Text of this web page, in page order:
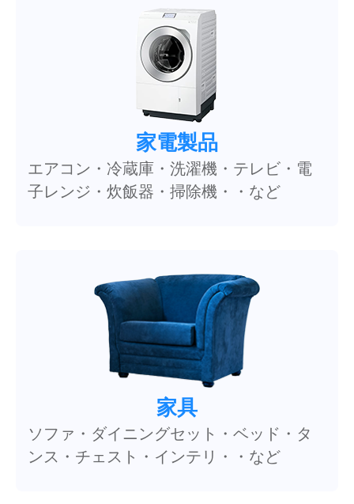
家電製品
エアコン・冷蔵庫・洗濯機・テレビ・電
子レンジ・炊飯器・掃除機・・など
家具
ソファ・ダイニングセット・ベッド・タ
ンス・チェスト・インテリ・・など